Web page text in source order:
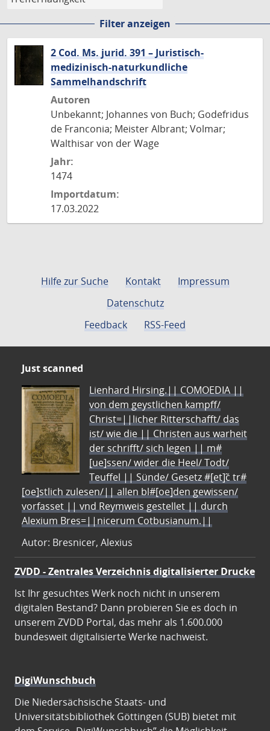
Filter anzeigen
2 Cod. Ms. jurid. 391 – Juristisch-
medizinisch-naturkundliche
Sammelhandschrift
Autoren
Unbekannt; Johannes von Buch; Godefridus
de Franconia; Meister Albrant; Volmar;
Walthisar von der Wage
Jahr:
1474
Importdatum:
17.03.2022
Hilfe zur Suche Kontakt
Impressum
Datenschutz
Feedback
RSS-Feed
Just scanned
Lienhard Hirsing.|| COMOEDIA ||
von dem geystlichen kampff/
Christ=||licher Ritterschafft/ das
ist/ wie die || Christen aus warheit
der schrifft/ sich legen || m#
[ue]ssen/ wider die Heel/ Todt/
Teuffel || Sünde/ Gesetz #[et]c̃ tr#
[oe]stlich zulesen/|| allen bl#[oe]den gewissen/
vorfasset || vnd Reymweis gestellet || durch
Alexium Bres=||nicerum Cotbusianum.||
Autor: Bresnicer, Alexius
ZVDD - Zentrales Verzeichnis digitalisierter Drucke
Ist Ihr gesuchtes Werk noch nicht in unserem
digitalen Bestand? Dann probieren Sie es doch in
unserem ZVDD Portal, das mehr als 1.600.000
bundesweit digitalisierte Werke nachweist.
DigiWunschbuch
Die Niedersächsische Staats- und
Universitätsbibliothek Göttingen (SUB) bietet mit